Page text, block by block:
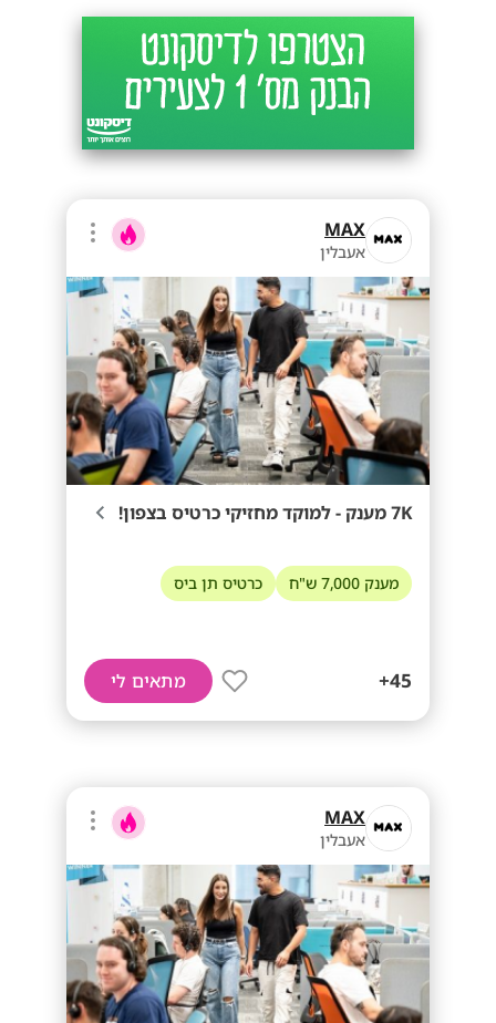
MAX
אעבלין
7K מענק - למוקד מחזיקי כרטיס בצפון!
מענק 7,000 ש"ח כרטיס תן ביס
45+ מתאים לי
MAX
אעבלין